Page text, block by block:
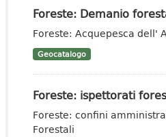
Foreste: Demanio
Foreste: Acquepesca dell'
Geocatalogo
Foreste: ispettorati
Foreste: confini
Forestali